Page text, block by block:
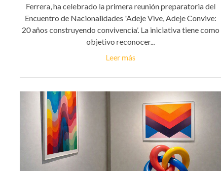
Ferrera, ha celebrado la primera reunión preparatoria del
Encuentro de Nacionalidades 'Adeje Vive, Adeje Convive:
20 años construyendo convivencia'. La iniciativa tiene como
objetivo reconocer...
Leer más